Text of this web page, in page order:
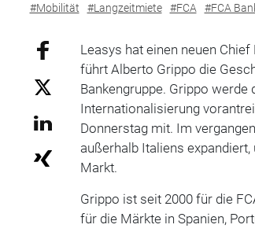
#Mobilität #Langzeitmiete #FCA #FCA
Leasys hat einen neuen
führt Alberto Grippo die
Bankengruppe. Grippo
Internationalisierung
Donnerstag mit. Im
außerhalb Italiens
Markt.
Grippo ist seit 2000 für die
für die Märkte in Spanien,